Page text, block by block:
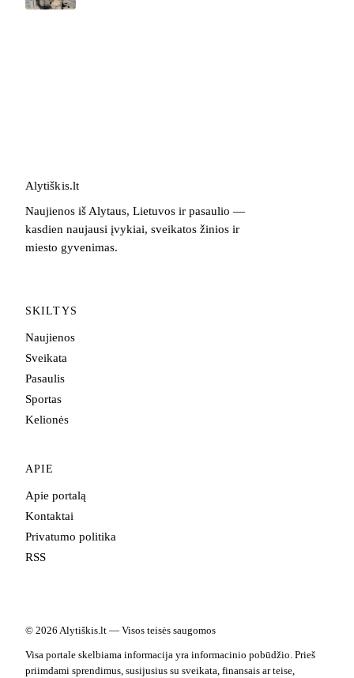
Alytiškis.lt
Naujienos iš Alytaus, Lietuvos ir pasaulio —
kasdien naujausi įvykiai, sveikatos žinios ir
miesto gyvenimas.
SKILTYS
Naujienos
Sveikata
Pasaulis
Sportas
Kelionės
APIE
Apie portalą
Kontaktai
Privatumo politika
RSS
© 2026 Alytiškis.lt — Visos teisės saugomos
Visa portale skelbiama informacija yra informacinio pobūdžio. Prieš
priimdami sprendimus, susijusius su sveikata, finansais ar teise,